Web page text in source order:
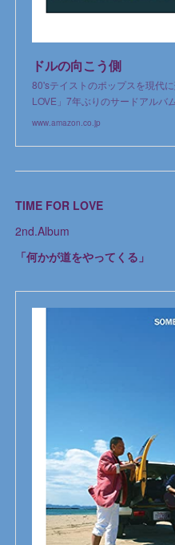
ドルの向こう側
80'sテイストのポップスを現代
LOVE」7年ぶりのサードアルバ
www.amazon.co.jp
TIME FOR LOVE
2nd.Album
「何かが道をやってくる」